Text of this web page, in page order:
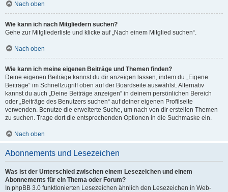
Nach oben
Wie kann ich nach Mitgliedern suchen?
Gehe zur Mitgliederliste und klicke auf „Nach einem Mitglied suchen“.
Nach oben
Wie kann ich meine eigenen Beiträge und Themen finden?
Deine eigenen Beiträge kannst du dir anzeigen lassen, indem du „Eigene
Beiträge“ im Schnellzugriff oben auf der Boardseite auswählst. Alternativ
kannst du auch „Deine Beiträge anzeigen“ in deinem persönlichen Bereich
oder „Beiträge des Benutzers suchen“ auf deiner eigenen Profilseite
verwenden. Benutze die erweiterte Suche, um nach von dir erstellen Themen
zu suchen. Trage dort die entsprechenden Optionen in die Suchmaske ein.
Nach oben
Abonnements und Lesezeichen
Was ist der Unterschied zwischen einem Lesezeichen und einem
Abonnements für ein Thema oder Forum?
In phpBB 3.0 funktionierten Lesezeichen ähnlich den Lesezeichen in Web-